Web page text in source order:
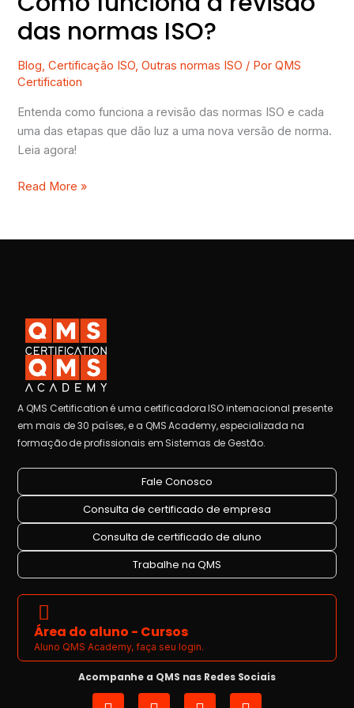
das normas ISO?
Blog,Certificação ISO,Outras normas ISO / PorQMS
Certification
Entenda como funciona a revisão das normas ISO e cada
uma das etapas que dão luz a uma nova versão de norma.
Leia agora!
Read More »
A QMS Certification é uma certificadora ISO internacional presente
em mais de 30 países, e a QMS Academy, especializada na
formação de profissionais em Sistemas de Gestão.
Fale Conosco
Consulta de certificado de empresa
Consulta de certificado de aluno
Trabalhe na QMS
Área do aluno - Cursos
Aluno QMS Academy, faça seu login.
Acompanhe a QMS nas Redes Sociais
I
L
Y
F